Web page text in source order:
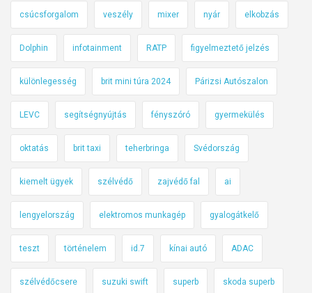
csúcsforgalom veszély mixer nyár elkobzás
Dolphin infotainment RATP figyelmeztető jelzés
különlegesség brit mini túra 2024 Párizsi Autószalon
LEVC segítségnyújtás fényszóró gyermekülés
oktatás brit taxi teherbringa Svédország
kiemelt ügyek szélvédő zajvédő fal ai
lengyelország elektromos munkagép gyalogátkelő
teszt történelem id.7 kínai autó ADAC
szélvédőcsere suzuki swift superb skoda superb